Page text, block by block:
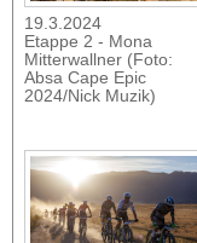
19.3.2024
Etappe 2 - Mona
Mitterwallner (Foto:
Absa Cape Epic
2024/Nick Muzik)